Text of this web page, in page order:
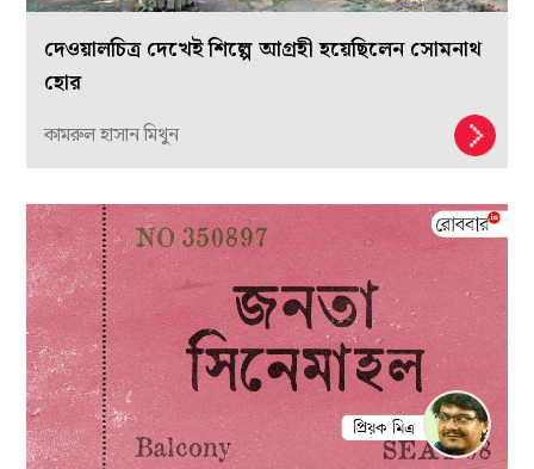
দেওয়ালচিত্র দেখেই শিল্পে আগ্রহী হয়েছিলেন সোমনাথ
হোর
কামরুল হাসান মিথুন